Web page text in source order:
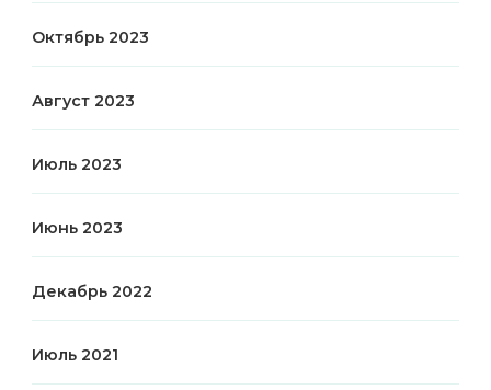
Октябрь 2023
Август 2023
Июль 2023
Июнь 2023
Декабрь 2022
Июль 2021